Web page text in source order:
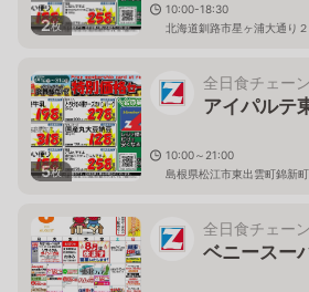
2枚
10:00-18:30
北海道釧路市星ヶ浦大通り２
5枚
全日食チェーン
アイパルテ
10:00～21:00
島根県松江市東出雲町錦新
全日食チェーン
ベニースー